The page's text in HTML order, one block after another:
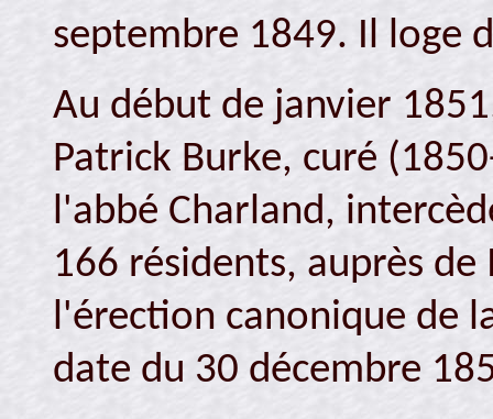
septembre 1849. Il loge
Au début de janvier
Patrick Burke, curé
l'abbé Charland,
166 résidents, auprès
l'érection canonique de
date du 30 décembre